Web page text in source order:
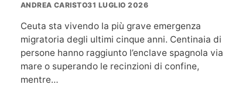
ANDREA CARISTO31 LUGLIO 2026
Ceuta sta vivendo la più grave emergenza
migratoria degli ultimi cinque anni. Centinaia di
persone hanno raggiunto l’enclave spagnola via
mare o superando le recinzioni di confine,
mentre…